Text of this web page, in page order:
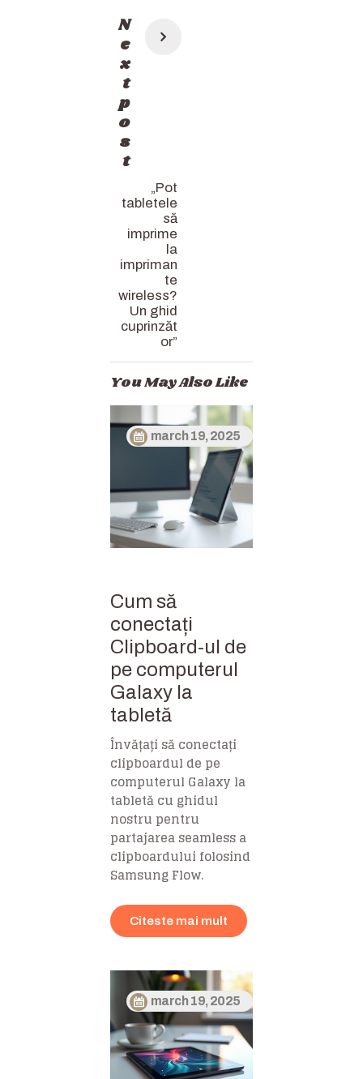
Post
navigation
N
e
x
t
p
o
s
t
„Pot
tabletele
să
imprime
la
impriman
te
wireless?
Un ghid
cuprinzăt
or”
You May Also Like
march 19, 2025
Cum să
conectați
Clipboard-ul de
pe computerul
Galaxy la
tabletă
Învățați să conectați
clipboardul de pe
computerul Galaxy la
tabletă cu ghidul
nostru pentru
partajarea seamless a
clipboardului folosind
Samsung Flow.
Citeste mai mult
march 19, 2025